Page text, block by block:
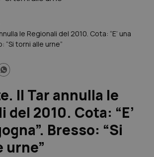
le Regionali del 2010. Cota: “E’ una
“Si torni alle urne”
Il Tar annulla le
del 2010. Cota: “E’
Bresso: “Si
urne”